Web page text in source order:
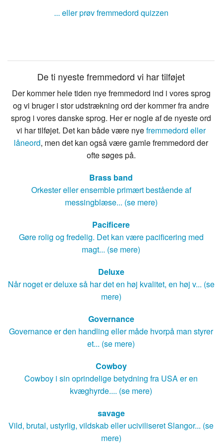
... eller prøv fremmedord quizzen
De ti nyeste fremmedord vi har tilføjet
Der kommer hele tiden nye fremmedord ind i vores sprog
og vi bruger i stor udstrækning ord der kommer fra andre
sprog i vores danske sprog. Her er nogle af de nyeste ord
vi har tilføjet. Det kan både være nyefremmedord eller
låneord, men det kan også være gamle fremmedord der
ofte søges på.
Brass band
Orkester eller ensemble primært bestående af
messingblæse... (se mere)
Pacificere
Gøre rolig og fredelig. Det kan være pacificering med
magt... (se mere)
Deluxe
Når noget er deluxe så har det en høj kvalitet, en høj v... (se
mere)
Governance
Governance er den handling eller måde hvorpå man styrer
et... (se mere)
Cowboy
Cowboy i sin oprindelige betydning fra USA er en
kvæghyrde.... (se mere)
savage
Vild, brutal, ustyrlig, vildskab eller uciviliseret Slangor... (se
mere)